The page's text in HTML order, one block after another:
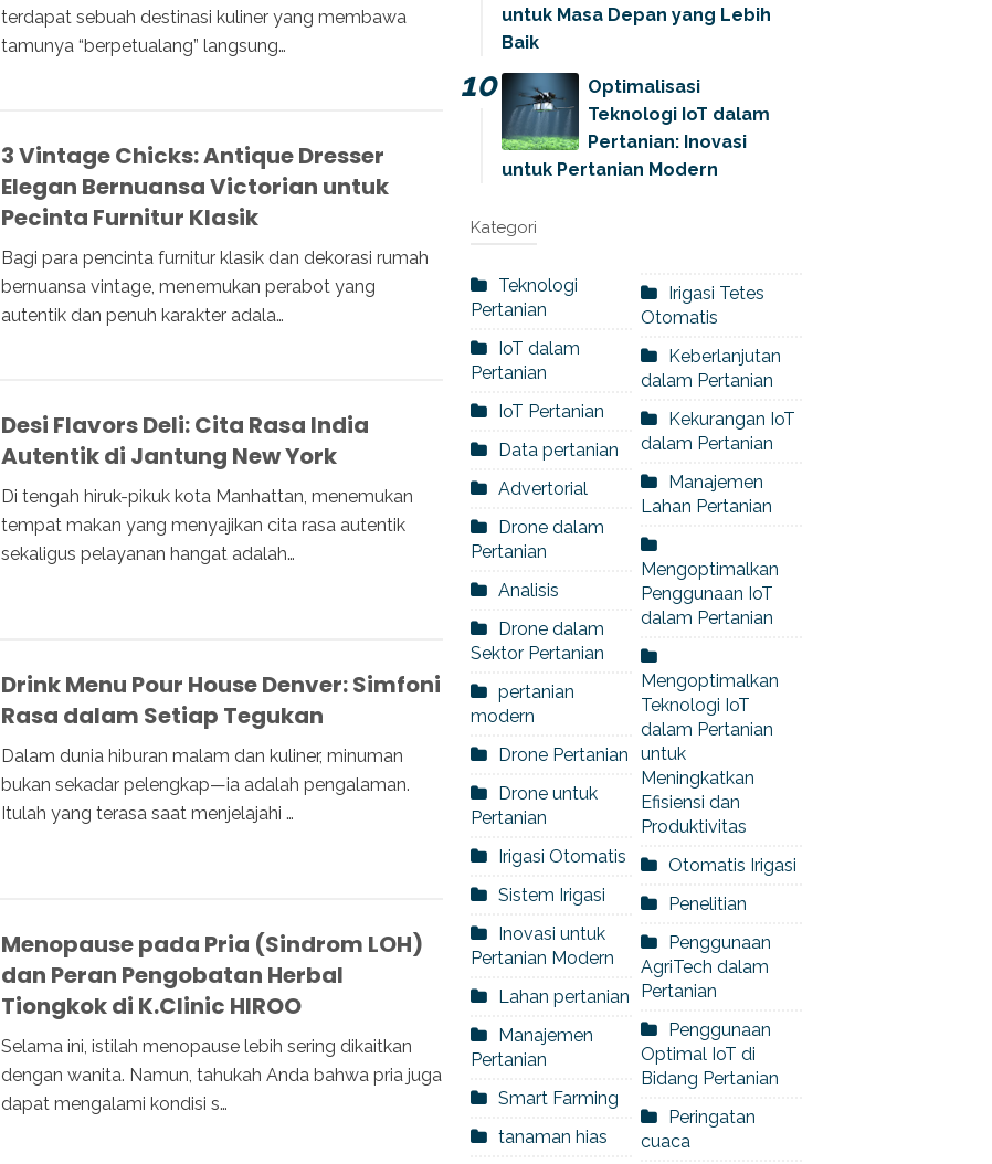
terdapat sebuah destinasi kuliner yang membawa
tamunya “berpetualang” langsung…
3 Vintage Chicks: Antique Dresser
Elegan Bernuansa Victorian untuk
Pecinta Furnitur Klasik
Bagi para pencinta furnitur klasik dan dekorasi rumah
bernuansa vintage, menemukan perabot yang
autentik dan penuh karakter adala…
Desi Flavors Deli: Cita Rasa India
Autentik di Jantung New York
Di tengah hiruk-pikuk kota Manhattan, menemukan
tempat makan yang menyajikan cita rasa autentik
sekaligus pelayanan hangat adalah…
Drink Menu Pour House Denver: Simfoni
Rasa dalam Setiap Tegukan
Dalam dunia hiburan malam dan kuliner, minuman
bukan sekadar pelengkap—ia adalah pengalaman.
Itulah yang terasa saat menjelajahi …
Menopause pada Pria (Sindrom LOH)
dan Peran Pengobatan Herbal
Tiongkok di K.Clinic HIROO
Selama ini, istilah menopause lebih sering dikaitkan
dengan wanita. Namun, tahukah Anda bahwa pria juga
dapat mengalami kondisi s…
untuk Masa Depan yang Lebih
Baik
Optimalisasi
Teknologi IoT dalam
Pertanian: Inovasi
untuk Pertanian Modern
Kategori
Teknologi
Pertanian
IoT dalam
Pertanian
IoT Pertanian
Data pertanian
Advertorial
Drone dalam
Pertanian
Analisis
Drone dalam
Sektor Pertanian
pertanian
modern
Drone Pertanian
Drone untuk
Pertanian
Irigasi Otomatis
Sistem Irigasi
Inovasi untuk
Pertanian Modern
Lahan pertanian
Manajemen
Pertanian
Smart Farming
tanaman hias
Irigasi Tetes
Otomatis
Keberlanjutan
dalam Pertanian
Kekurangan IoT
dalam Pertanian
Manajemen
Lahan Pertanian
Mengoptimalkan
Penggunaan IoT
dalam Pertanian
Mengoptimalkan
Teknologi IoT
dalam Pertanian
untuk
Meningkatkan
Efisiensi dan
Produktivitas
Otomatis Irigasi
Penelitian
Penggunaan
AgriTech dalam
Pertanian
Penggunaan
Optimal IoT di
Bidang Pertanian
Peringatan
cuaca